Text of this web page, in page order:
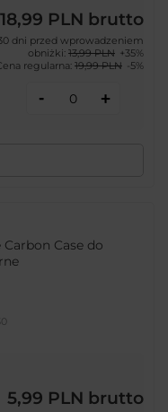
18,99 PLN brutto
dni przed wprowadzeniem
obniżki: 13,99 PLN +35%
regularna: 19,99 PLN -5%
- +
Case do
5,99 PLN brutto